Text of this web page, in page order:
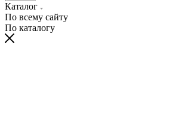
Каталог
По всему сайту
По каталогу